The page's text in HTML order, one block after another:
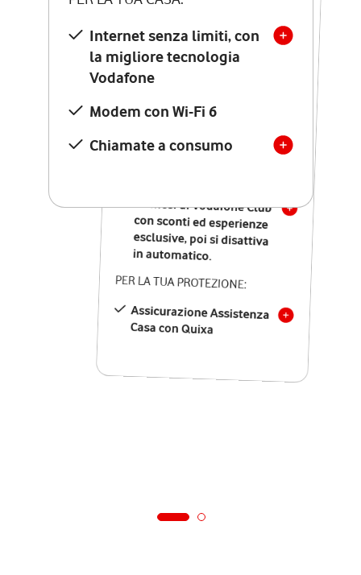
Internet senza limiti, con
la migliore tecnologia
Vodafone
Modem con Wi-Fi 6
Chiamate a consumo
Internet senza limiti, con
la migliore tecnologia
Vodafone
Modem Seven con Wi-Fi 7
Chiamate illimitate verso
numeri fissi e mobili
nazionali
12 mesi di Vodafone Club
con sconti ed esperienze
esclusive, poi si disattiva
in automatico.
PER LA TUA PROTEZIONE:
Assicurazione Assistenza
Casa con Quixa